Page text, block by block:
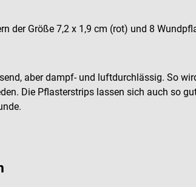
der Größe 7,2 x 1,9 cm (rot) und 8
aber dampf- und luftdurchlässig. So
Die Pflasterstrips lassen sich auch so